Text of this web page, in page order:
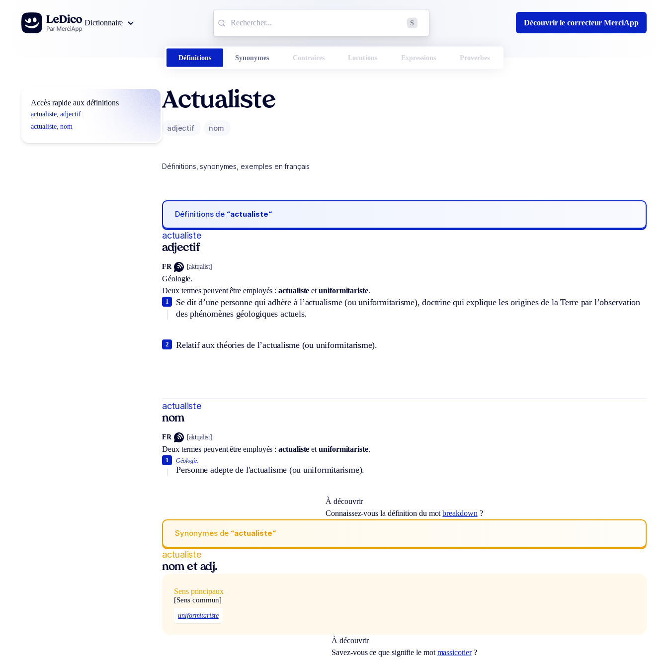
Aller au contenu
Dictionnaire
S Découvrir le correcteur MerciApp
Définitions Synonymes Contraires Locutions Expressions Proverbes
Accès rapide aux définitions
actualiste, adjectif
actualiste, nom
Actualiste
adjectif nom
Définitions, synonymes, exemples en français
Définitions de “actualiste“
actualiste
adjectif
FR [aktɥalist]
Géologie.
Deux termes peuvent être employés :actualiste etuniformitariste.
Se dit d’une personne qui adhère à l’actualisme (ou uniformitarisme), doctrine qui explique les origines de la Terre par l’observation
des phénomènes géologiques actuels.
1
Relatif aux théories de l’actualisme (ou uniformitarisme).
2
actualiste
nom
FR [aktɥalist]
Deux termes peuvent être employés :actualiste etuniformitariste.
Géologie.
Personne adepte de l'actualisme (ou uniformitarisme).
1
À découvrir
Connaissez-vous la définition du motbreakdown ?
Synonymes de “actualiste“
actualiste
nom et adj.
Sens principaux
[Sens commun]
uniformitariste
À découvrir
Savez-vous ce que signifie le mot massicotier?